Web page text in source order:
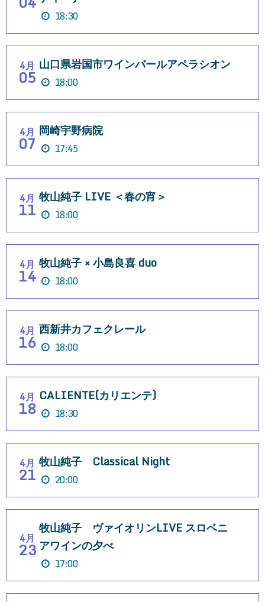
18:30
4月
05
山口県岩国市ワインバールアペラシオン
18:00
4月
07
岡崎宇野病院
17:45
4月
11
牧山純子 LIVE ＜春の宵＞
18:00
4月
14
牧山純子 × 小島良喜 duo
18:00
4月
16
西新井カフェクレール
18:00
4月
18
CALIENTE(カリエンテ)
18:30
4月
21
牧山純子 Classical Night
20:00
4月
23
牧山純子 ヴァイオリンLIVE スロベニ
アワインの夕べ
17:00